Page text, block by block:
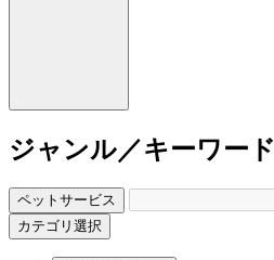
ジャンル／キーワード
ペットサービス
カテゴリ選択